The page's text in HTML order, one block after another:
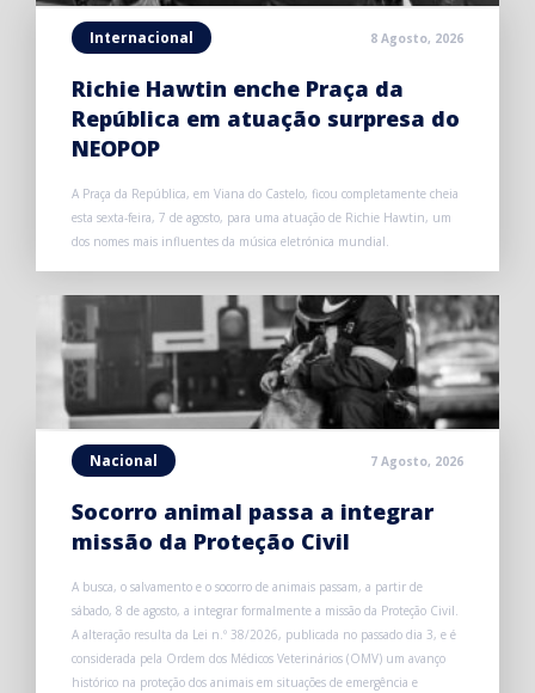
Internacional 8 Agosto, 2026
Richie Hawtin enche Praça da
República em atuação surpresa do
NEOPOP
A Praça da República, em Viana do Castelo, ficou completamente cheia
esta sexta-feira, 7 de agosto, para uma atuação de Richie Hawtin, um
dos nomes mais influentes da música eletrónica mundial.
Nacional 7 Agosto, 2026
Socorro animal passa a integrar
missão da Proteção Civil
A busca, o salvamento e o socorro de animais passam, a partir de
sábado, 8 de agosto, a integrar formalmente a missão da Proteção Civil.
A alteração resulta da Lei n.º 38/2026, publicada no passado dia 3, e é
considerada pela Ordem dos Médicos Veterinários (OMV) um avanço
histórico na proteção dos animais em situações de emergência e